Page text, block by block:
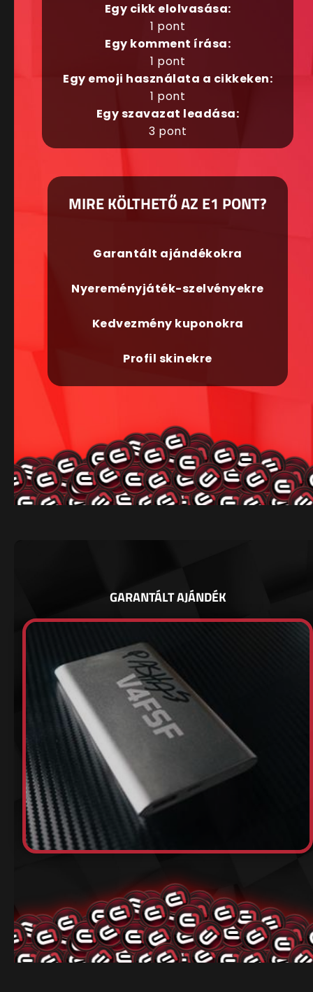
Egy cikk elolvasása:
1 pont
Egy komment írása:
1 pont
Egy emoji használata a cikkeken:
1 pont
Egy szavazat leadása:
3 pont
MIRE KÖLTHETŐ AZ E1 PONT?
Garantált ajándékokra
Nyereményjáték-szelvényekre
Kedvezmény kuponokra
Profil skinekre
GARANTÁLT AJÁNDÉK